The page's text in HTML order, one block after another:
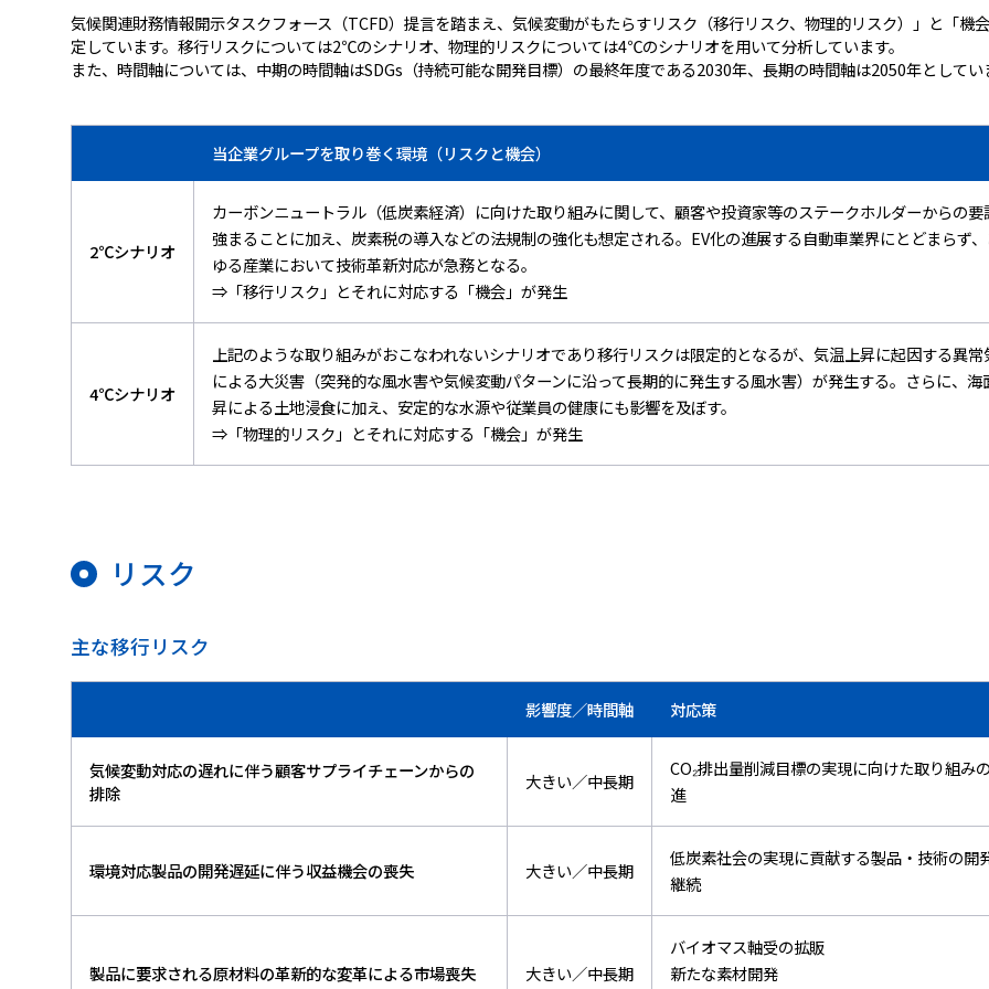
気候関連財務情報開示タスクフォース（TCFD）提言を踏まえ、気候変動がもたらすリスク（移行リスク、物理的リスク）」と「機
定しています。移行リスクについては2℃のシナリオ、物理的リスクについては4℃のシナリオを用いて分析しています。
また、時間軸については、中期の時間軸はSDGs（持続可能な開発目標）の最終年度である2030年、長期の時間軸は2050年としてい
当企業グループを取り巻く環境（リスクと機会）
2℃シナリオ
カーボンニュートラル（低炭素経済）に向けた取り組みに関して、顧客や投資家等のステークホルダーからの要
強まることに加え、炭素税の導入などの法規制の強化も想定される。EV化の進展する自動車業界にとどまらず
ゆる産業において技術革新対応が急務となる。
⇒「移行リスク」とそれに対応する「機会」が発生
4℃シナリオ
上記のような取り組みがおこなわれないシナリオであり移行リスクは限定的となるが、気温上昇に起因する異常
による大災害（突発的な風水害や気候変動パターンに沿って長期的に発生する風水害）が発生する。さらに、海
昇による土地浸食に加え、安定的な水源や従業員の健康にも影響を及ぼす。
⇒「物理的リスク」とそれに対応する「機会」が発生
リスク
主な移行リスク
影響度／時間軸 対応策
気候変動対応の遅れに伴う顧客サプライチェーンからの
排除
大きい／中長期
CO₂排出量削減目標の実現に向けた取り組み
進
環境対応製品の開発遅延に伴う収益機会の喪失 大きい／中長期
低炭素社会の実現に貢献する製品・技術の開
継続
製品に要求される原材料の革新的な変革による市場喪失 大きい／中長期
バイオマス軸受の拡販
新たな素材開発